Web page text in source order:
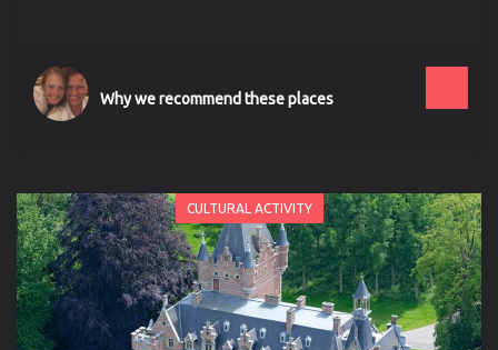
Why we recommend these places
CULTURAL ACTIVITY